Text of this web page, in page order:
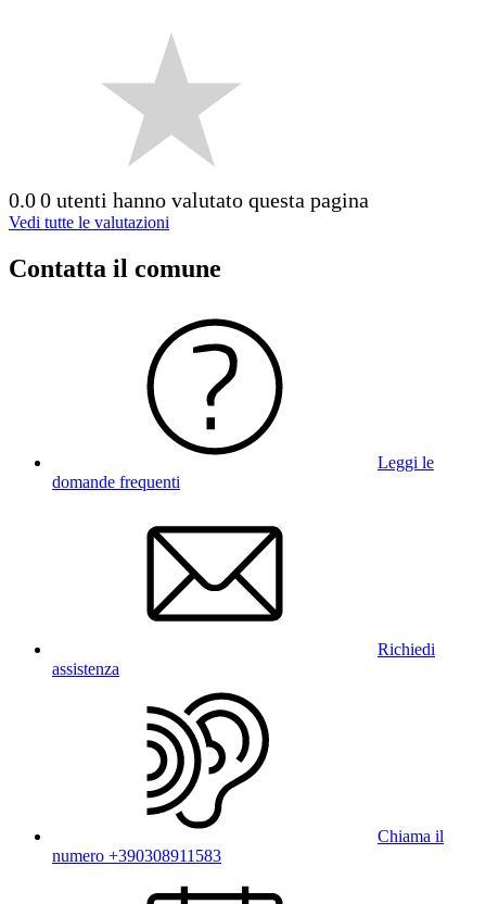
0.00 utenti hanno valutato questa pagina
Vedi tutte le valutazioni
Contatta il comune
Leggi le
domande frequenti
Richiedi
assistenza
Chiama il
numero +390308911583